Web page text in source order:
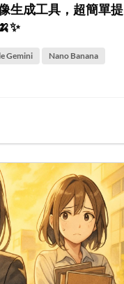
生成工具，超簡單提
Gemini
Nano Banana